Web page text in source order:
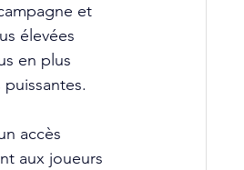
et
élevées
en plus
accès
aux joueurs